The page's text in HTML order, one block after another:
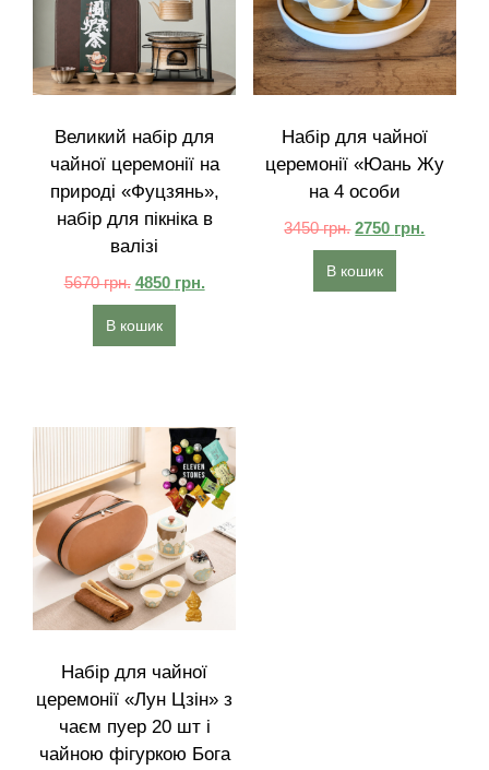
Великий набір для
чайної церемонії на
природі «Фуцзянь»,
набір для пікніка в
валізі
5670грн. 4850 грн.
В кошик
Набір для чайної
церемонії «Юань Жу
на 4 особи
3450грн. 2750 грн.
В кошик
Набір для чайної
церемонії «Лун Цзін» з
чаєм пуер 20 шт і
чайною фігуркою Бога